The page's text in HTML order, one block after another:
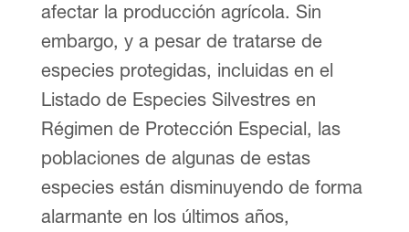
afectar la producción agrícola. Sin
embargo, y a pesar de tratarse de
especies protegidas, incluidas en el
Listado de Especies Silvestres en
Régimen de Protección Especial, las
poblaciones de algunas de estas
especies están disminuyendo de forma
alarmante en los últimos años,